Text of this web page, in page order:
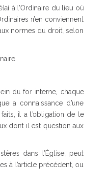
à l’Ordinaire du lieu où
n’en conviennent
normes du droit, selon
du for interne, chaque
a connaissance d’une
il a l’obligation de le
dont il est question aux
dans l’Église, peut
à l’article précédent, ou